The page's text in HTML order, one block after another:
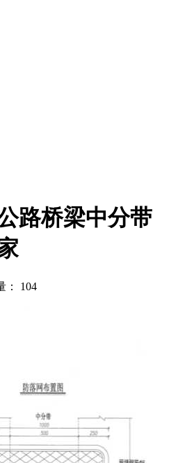
路桥梁中分带
： 104